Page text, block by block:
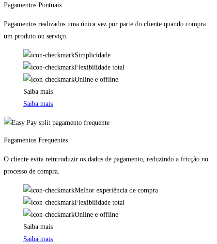
Pagamentos Pontuais
Pagamentos realizados uma única vez por parte do cliente quando compra
um produto ou serviço.
Simplicidade
Flexibilidade total
Online e offline
Saiba mais
Saiba mais
Pagamentos Frequentes
O cliente evita reintroduzir os dados de pagamento, reduzindo a fricção no
processo de compra.
Melhor experiência de compra
Flexibilidade total
Online e offline
Saiba mais
Saiba mais